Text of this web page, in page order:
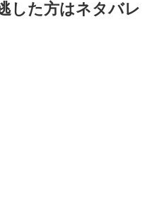
した方はネタバレ